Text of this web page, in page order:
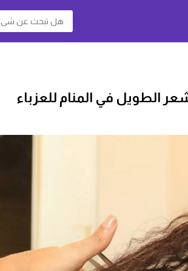
الطويل في المنام للعزباء